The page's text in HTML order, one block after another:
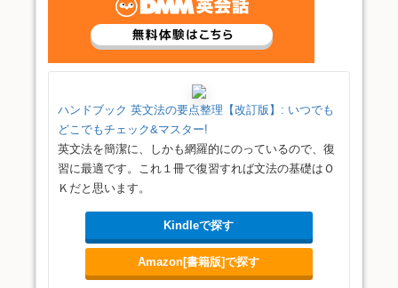
ハンドブック 英文法の要点整理【改訂版】: いつでも
どこでもチェック&マスター!
英文法を簡潔に、しかも網羅的にのっているので、復
習に最適です。これ１冊で復習すれば文法の基礎はＯ
Ｋだと思います。
Kindleで探す
Amazon[書籍版]で探す